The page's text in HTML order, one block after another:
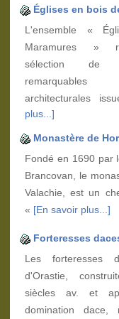
Églises en bois
L'ensemble «
Maramures »
sélection de
architecturales
plus...]
Monastère de
Fondé en 1690 par
Brancovan, le
Valachie, est un
« [En savoir plus...]
Forteresses
Les forteresses
d'Orastie,
siècles av. et
domination dace,